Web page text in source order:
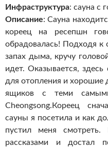
Инфраструктура: сауна с
Описание: Сауна
кореец на ресепшн
обрадовалась! Подходя к
запах дыма, кручу
идет. Оказывается, здесь
для отопления и хорошие
ящиков с теми
Cheongsong.Кореец
сауны я посетила и как
пустил меня
рассказами и достал